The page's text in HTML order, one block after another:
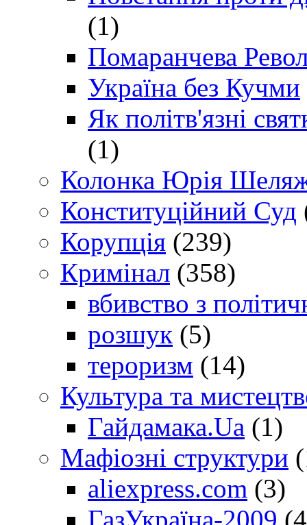
(1)
Помаранчева
Україна без Кучми
Як політв'язні
(1)
Колонка Юрія
Конституційний Суд
Корупція (239)
Кримінал (358)
вбивство з
розшук (5)
тероризм (14)
Культура та
Гайдамака.Ua (1)
Мафіозні структури
aliexpress.com (3)
ГазУкраїна-2009